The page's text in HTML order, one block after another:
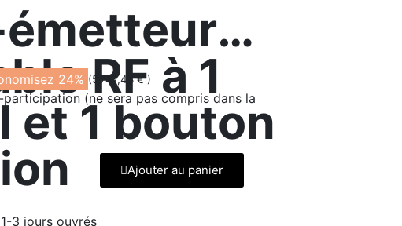
RF à 1
et 1 bouton
24% (5 747,48 € )
(ne sera pas compris dans la
Ajouter au panier
1-3 jours ouvrés